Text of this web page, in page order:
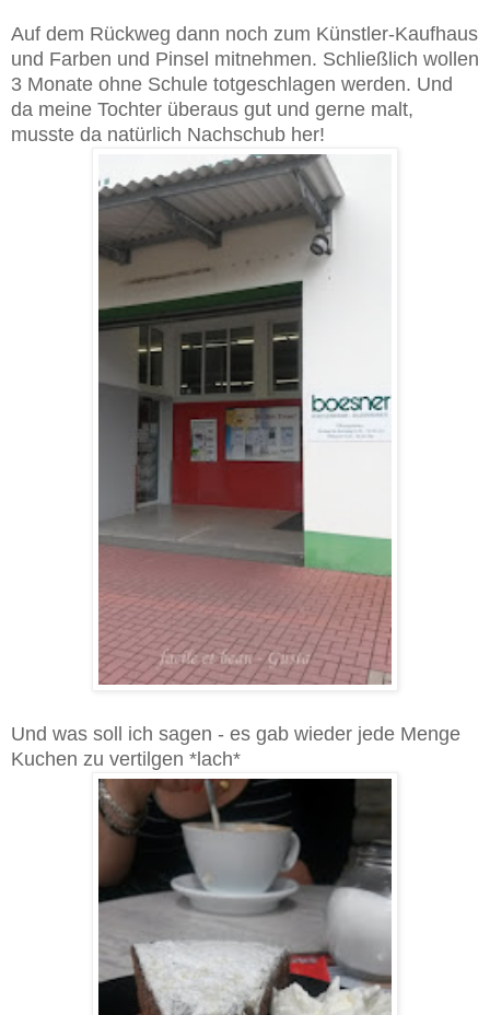
Auf dem Rückweg dann noch zum Künstler-Kaufhaus
und Farben und Pinsel mitnehmen. Schließlich wollen
3 Monate ohne Schule totgeschlagen werden. Und
da meine Tochter überaus gut und gerne malt,
musste da natürlich Nachschub her!
Und was soll ich sagen - es gab wieder jede Menge
Kuchen zu vertilgen *lach*